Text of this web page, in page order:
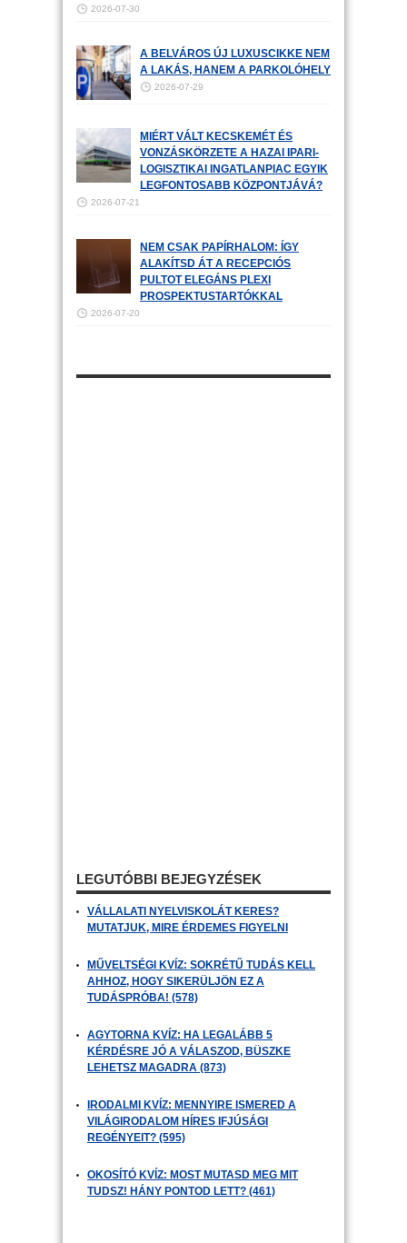
2026-07-30
A BELVÁROS ÚJ LUXUSCIKKE NEM
A LAKÁS, HANEM A PARKOLÓHELY
2026-07-29
MIÉRT VÁLT KECSKEMÉT ÉS
VONZÁSKÖRZETE A HAZAI IPARI-
LOGISZTIKAI INGATLANPIAC EGYIK
LEGFONTOSABB KÖZPONTJÁVÁ?
2026-07-21
NEM CSAK PAPÍRHALOM: ÍGY
ALAKÍTSD ÁT A RECEPCIÓS
PULTOT ELEGÁNS PLEXI
PROSPEKTUSTARTÓKKAL
2026-07-20
LEGUTÓBBI BEJEGYZÉSEK
VÁLLALATI NYELVISKOLÁT KERES?
MUTATJUK, MIRE ÉRDEMES FIGYELNI
MŰVELTSÉGI KVÍZ: SOKRÉTŰ TUDÁS KELL
AHHOZ, HOGY SIKERÜLJÖN EZ A
TUDÁSPRÓBA! (578)
AGYTORNA KVÍZ: HA LEGALÁBB 5
KÉRDÉSRE JÓ A VÁLASZOD, BÜSZKE
LEHETSZ MAGADRA (873)
IRODALMI KVÍZ: MENNYIRE ISMERED A
VILÁGIRODALOM HÍRES IFJÚSÁGI
REGÉNYEIT? (595)
OKOSÍTÓ KVÍZ: MOST MUTASD MEG MIT
TUDSZ! HÁNY PONTOD LETT? (461)